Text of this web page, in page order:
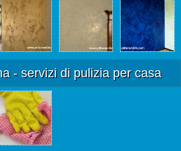
- servizi di pulizia per casa